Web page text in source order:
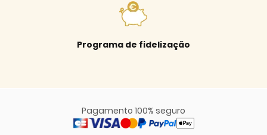
Programa de fidelização
Pagamento 100% seguro